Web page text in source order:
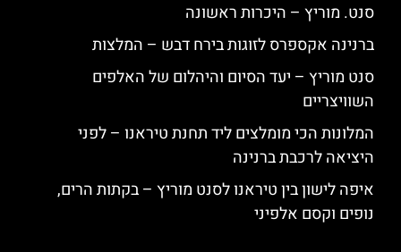
סנט. מוריץ – היכרות ראשונה
ברנינה אקספרס לזוגות בירח דבש – המלצות
סנט מוריץ – יעד הסיום והיהלום של האלפים
השוויצריים
המלונות הכי מומלצים ליד תחנת טיראנו – לפני
היציאה לרכבת ברנינה
איפה לישון בין טיראנו לסנט מוריץ – בקתות הרים,
נופים וקסם אלפיני